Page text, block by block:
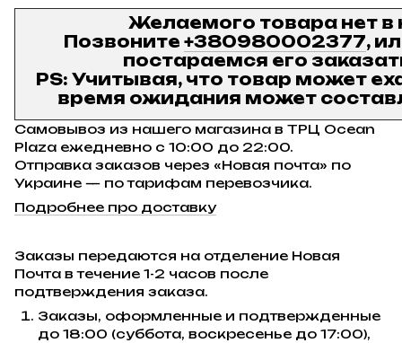
Желаемого товара нет в
Позвоните +380980002377,
постараемся его
PS: Учитывая, что товар может
время ожидания может
Самовывоз из нашего магазина в ТРЦ Ocean
Plaza ежедневно с 10:00 до 22:00.
Отправка заказов через «Новая почта» по
Украине — по тарифам перевозчика.
Подробнее про доставку
Заказы передаются на отделение Новая
Почта в течение 1-2 часов после
подтверждения заказа.
Заказы, оформленные и подтвержденные
до 18:00 (суббота, воскресенье до 17:00),